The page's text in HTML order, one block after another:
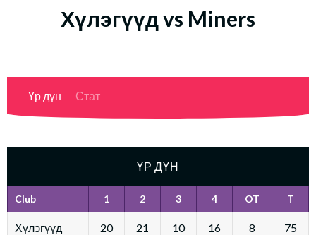
Хүлэгүүд vs Miners
Үр дүн Стат
ҮР ДҮН
Club 1 2 3 4 OT T
Хүлэгүүд 20 21 10 16 8 75